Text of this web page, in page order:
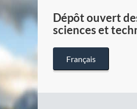
Dépôt ouvert
sciences et
Français